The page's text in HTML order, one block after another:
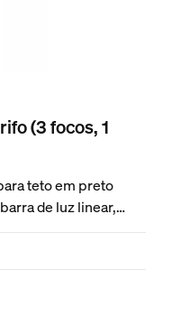
(3 focos, 1
teto em preto
de luz linear,
1,5 metros e uma